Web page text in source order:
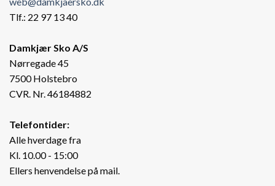
Tlf.: 22 97 13 40
Damkjær Sko A/S
Nørregade 45
7500 Holstebro
CVR. Nr. 46184882
Telefontider:
Alle hverdage fra
Kl. 10.00 - 15:00
Ellers henvendelse på mail.